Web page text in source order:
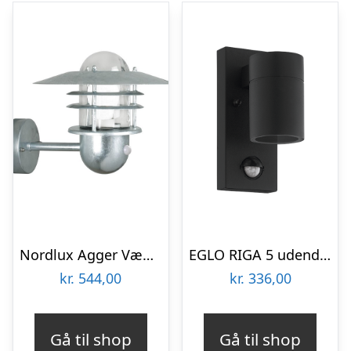
Nordlux Agger Væglampe med sensor, Galvaniseret stål
kr. 544,00
Gå til shop
EGLO RIGA 5 udendørs væglampe med sensor, krom
kr. 336,00
Gå til shop